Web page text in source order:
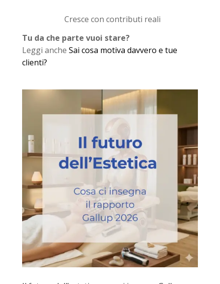
Cresce con contributi reali
Tu da che parte vuoi stare?
Leggi anche Sai cosa motiva davvero e tue
clienti?